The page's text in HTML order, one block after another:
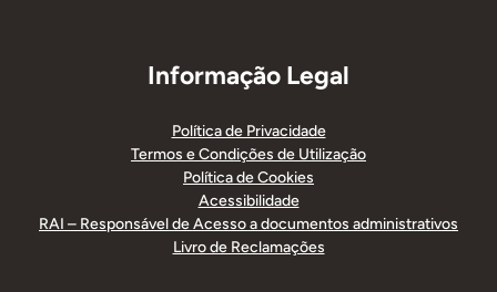
Informação Legal
Política de Privacidade
Termos e Condições de Utilização
Política de Cookies
Acessibilidade
RAI – Responsável de Acesso a documentos administrativos
Livro de Reclamações